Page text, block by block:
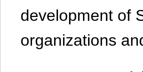
development of
organizations